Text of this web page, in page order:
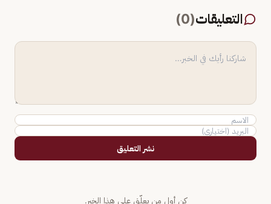
التعليقات(
0
)
نشر التعليق
كن أول من يعلّق على هذا الخبر.